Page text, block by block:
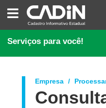
CADASTRO
INFORMATIVO
ESTADUAL
Serviços para você!
Empresa